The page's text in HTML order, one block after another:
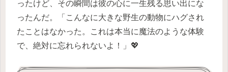
ったけど、その瞬間は彼の心に一生残る思い出にな
ったんだ。「こんなに大きな野生の動物にハグされ
たことはなかった。これは本当に魔法のような体験
で、絶対に忘れられないよ！」💖